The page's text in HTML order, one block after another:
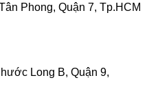
Phong, Quận 7, Tp.HCM
Long B, Quận 9,